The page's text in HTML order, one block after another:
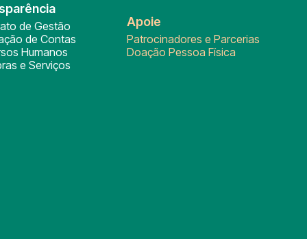
de Gestão
de Contas
Humanos
e Serviços
Apoie
Patrocinadores e Parcerias
Doação Pessoa Física